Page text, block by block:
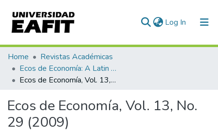
Log In (current)
Communities & Collections
All of DSpace
Home
Revistas Académicas
Ecos de Economía: A Latin American Journal of Applied Economics
Ecos de Economía, Vol. 13, No. 29 (2009)
Ecos de Economía, Vol. 13, No.
29 (2009)